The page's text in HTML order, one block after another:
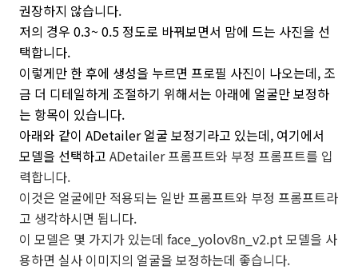
권장하지 않습니다.
저의 경우 0.3~ 0.5 정도로 바꿔보면서 맘에 드는 사진을 선
택합니다.
이렇게만 한 후에 생성을 누르면 프로필 사진이 나오는데, 조
금 더 디테일하게 조절하기 위해서는 아래에 얼굴만 보정하
는 항목이 있습니다.
아래와 같이 ADetailer 얼굴 보정기라고 있는데, 여기에서
모델을 선택하고 ADetailer프롬프트와 부정 프롬프트를 입
력합니다.
이것은 얼굴에만 적용되는 일반 프롬프트와 부정 프롬프트라
고 생각하시면 됩니다.
이 모델은 몇 가지가 있는데 face_yolov8n_v2.pt 모델을 사
용하면 실사 이미지의 얼굴을 보정하는데 좋습니다.